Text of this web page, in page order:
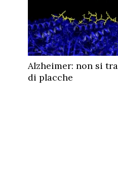
Alzheimer: non si
di placche